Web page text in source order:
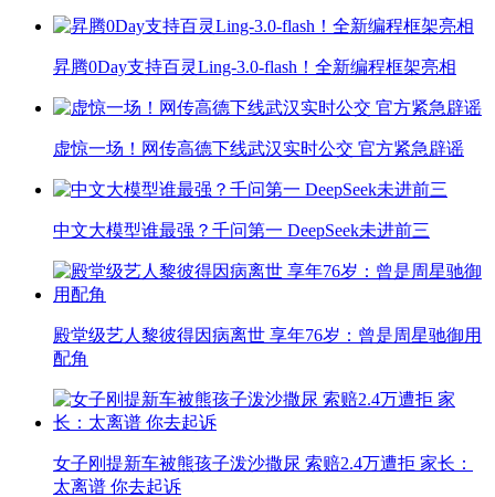
昇腾0Day支持百灵Ling-3.0-flash！全新编程框架亮相
虚惊一场！网传高德下线武汉实时公交 官方紧急辟谣
中文大模型谁最强？千问第一 DeepSeek未进前三
殿堂级艺人黎彼得因病离世 享年76岁：曾是周星驰御用
配角
女子刚提新车被熊孩子泼沙撒尿 索赔2.4万遭拒 家长：
太离谱 你去起诉